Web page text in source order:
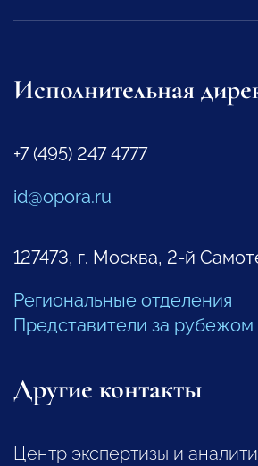
Исполнительная
+7 (495) 247 4777
id@opora.ru
127473, г. Москва, 2-й
Региональные отделения
Представители за рубежом
Другие контакты
Центр экспертизы и